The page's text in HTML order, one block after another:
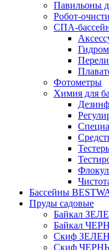
Павильоны
Робот-
СПА-
Фотометры
Химия для
Бассейны
Пруды садовые
Байкал
Байкал
Скиф
Скиф